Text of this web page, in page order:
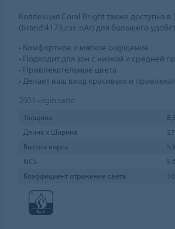
Коллекция Coral Bright также доступна
(brand:4173;css-nAr) для большего
• Комфортное и мягкое ощущение
• Подходит для зон с низкой и средней
• Привлекательные цвета
• Делает ваш вход красивым и
2604 virgin sand
Толщина
Длина х Ширина
Высота ворса
NCS
S
Коэффициент отражение света